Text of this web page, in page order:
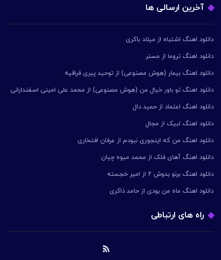
آخرین ارسالی ها
دانلود اهنگ اشتباه از میلاد باکری
دانلود اهنگ تروما از مستر
دانلود اهنگ بیمار (هوش مصنوعی) از توحید پیری قراقیه
دانلود اهنگ تو باور خیال من (هوش مصنوعی) از محمد علی امینی اسفندارانی
دانلود اهنگ اعتماد از حمید دال
دانلود اهنگ لبیک از مجال
دانلود اهنگ من که اینجوری نبودم از عرفان افتخاری
دانلود اهنگ آهای فلک از محمد میوه چیان
دانلود اهنگ برنو بدوش ۲ از امیر خجسته
دانلود اهنگ ماه من بودی از حامد ذاکری
راه های ارتباطی